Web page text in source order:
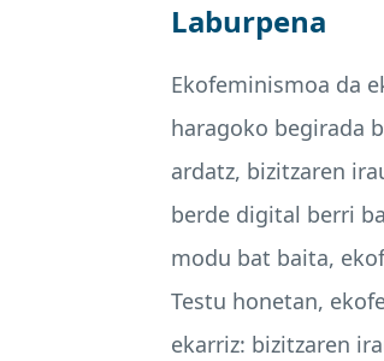
Laburpena
Ekofeminismoa da
haragoko begirada
ardatz, bizitzaren
berde digital berri
modu bat baita,
Testu honetan,
ekarriz: bizitzaren